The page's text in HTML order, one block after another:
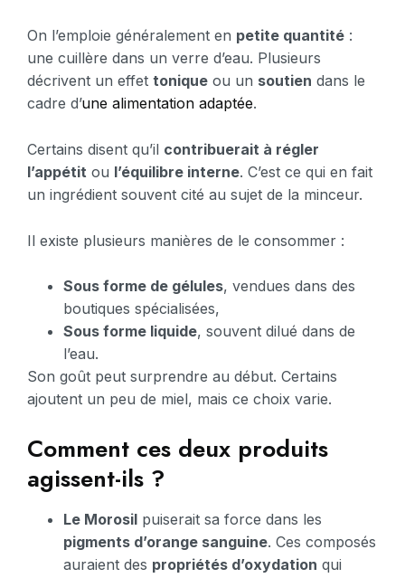
On l’emploie généralement en petite quantité :
une cuillère dans un verre d’eau. Plusieurs
décrivent un effet tonique ou un soutien dans le
cadre d’une alimentation adaptée.
Certains disent qu’il contribuerait à régler
l’appétit ou l’équilibre interne. C’est ce qui en fait
un ingrédient souvent cité au sujet de la minceur.
Il existe plusieurs manières de le consommer :
Sous forme de gélules, vendues dans des
boutiques spécialisées,
Sous forme liquide, souvent dilué dans de
l’eau.
Son goût peut surprendre au début. Certains
ajoutent un peu de miel, mais ce choix varie.
Comment ces deux produits
agissent-ils ?
Le Morosil puiserait sa force dans les
pigments d’orange sanguine. Ces composés
auraient des propriétés d’oxydation qui